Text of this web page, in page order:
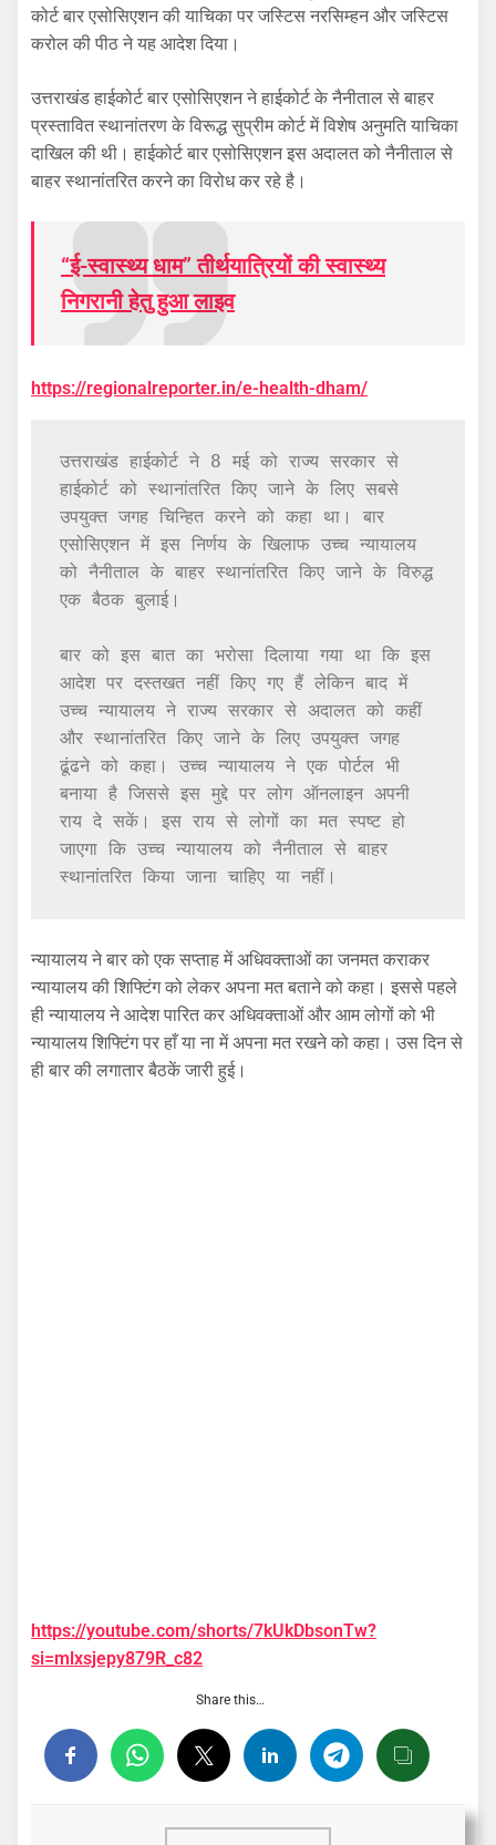
कोर्ट बार एसोसिएशन की याचिका पर जस्टिस नरसिम्हन और जस्टिस
करोल की पीठ ने यह आदेश दिया।
उत्तराखंड हाईकोर्ट बार एसोसिएशन ने हाईकोर्ट के नैनीताल से बाहर
प्रस्तावित स्थानांतरण के विरूद्ध सुप्रीम कोर्ट में विशेष अनुमति याचिका
दाखिल की थी। हाईकोर्ट बार एसोसिएशन इस अदालत को नैनीताल से
बाहर स्थानांतरित करने का विरोध कर रहे है।
“ई-स्वास्थ्य धाम” तीर्थयात्रियों की स्वास्थ्य
निगरानी हेतु हुआ लाइव
https://regionalreporter.in/e-health-dham/
उत्तराखंड हाईकोर्ट ने 8 मई को राज्य सरकार से
हाईकोर्ट को स्थानांतरित किए जाने के लिए सबसे
उपयुक्त जगह चिन्हित करने को कहा था। बार
एसोसिएशन में इस निर्णय के खिलाफ उच्च न्यायालय
को नैनीताल के बाहर स्थानांतरित किए जाने के विरुद्ध
एक बैठक बुलाई।
बार को इस बात का भरोसा दिलाया गया था कि इस
आदेश पर दस्तखत नहीं किए गए हैं लेकिन बाद में
उच्च न्यायालय ने राज्य सरकार से अदालत को कहीं
और स्थानांतरित किए जाने के लिए उपयुक्त जगह
ढूंढने को कहा। उच्च न्यायालय ने एक पोर्टल भी
बनाया है जिससे इस मुद्दे पर लोग ऑनलाइन अपनी
राय दे सकें। इस राय से लोगों का मत स्पष्ट हो
जाएगा कि उच्च न्यायालय को नैनीताल से बाहर
स्थानांतरित किया जाना चाहिए या नहीं।
न्यायालय ने बार को एक सप्ताह में अधिवक्ताओं का जनमत कराकर
न्यायालय की शिफ्टिंग को लेकर अपना मत बताने को कहा। इससे पहले
ही न्यायालय ने आदेश पारित कर अधिवक्ताओं और आम लोगों को भी
न्यायालय शिफ्टिंग पर हाँ या ना में अपना मत रखने को कहा। उस दिन से
ही बार की लगातार बैठकें जारी हुई।
https://youtube.com/shorts/7kUkDbsonTw?
si=mlxsjepy879R_c82
Share this…